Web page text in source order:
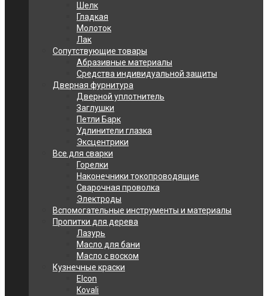
Шелк
Гладкая
Молоток
Лак
Сопутствующие товары
Абразивные материалы
Средства индивидуальной защиты
Дверная фурнитура
Дверной уплотнитель
Заглушки
Петли Барк
Удлинители глазка
Эксцентрики
Все для сварки
Горелки
Наконечники токопроводящие
Сварочная проволка
Электроды
Вспомогательные инструменты и материалы
Пропитки для дерева
Лазурь
Масло для бани
Масло с воском
Кузнечные краски
Elcon
Kovali